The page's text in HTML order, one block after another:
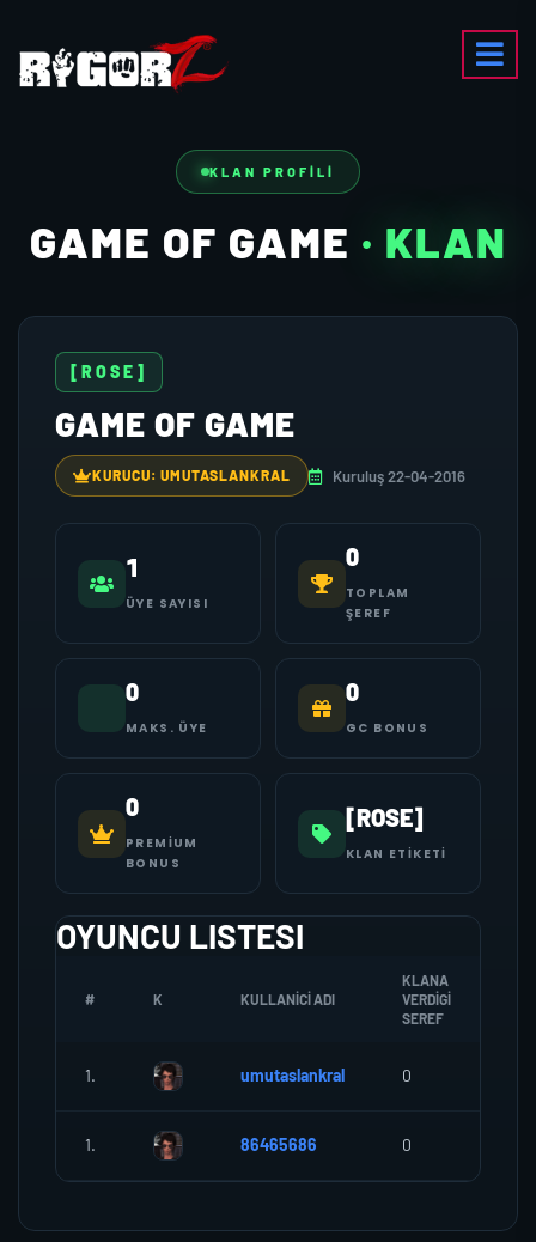
KLAN PROFILI
GAME OF GAME · KLAN
[ROSE]
GAME OF GAME
KURUCU: UMUTASLANKRAL Kuruluş 22-04-2016
1
ÜYE SAYISI
0
TOPLAM
ŞEREF
0
MAKS. ÜYE
0
GC BONUS
0
PREMIUM
BONUS
[ROSE]
KLAN ETIKETI
OYUNCU LISTESI
# K KULLANICI ADI
KLANA
VERDIGI
SEREF
1. umutaslankral 0
1. 86465686 0